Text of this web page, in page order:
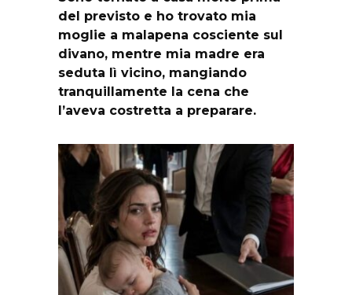
del previsto e ho trovato mia
moglie a malapena cosciente sul
divano, mentre mia madre era
seduta lì vicino, mangiando
tranquillamente la cena che
l’aveva costretta a preparare.